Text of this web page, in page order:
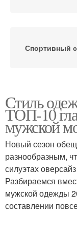
Спортивный
Стиль
ТОП-10
мужской
Новый сезон
разнообразным,
силуэтах
Разбираемся
мужской одежды
составлении